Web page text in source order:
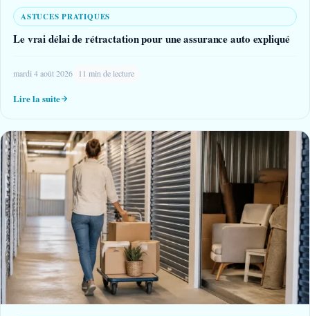
ASTUCES PRATIQUES
Le vrai délai de rétractation pour une assurance auto expliqué
mardi 4 août 2026 11 min de lecture
Lire la suite